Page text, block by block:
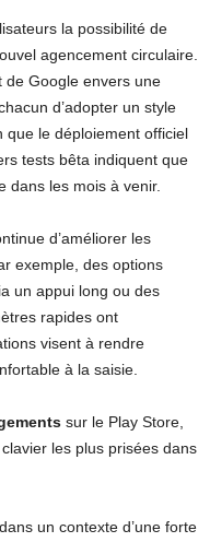
la possibilité de
agencement circulaire.
de Google envers une
d’adopter un style
que le déploiement officiel
tests bêta indiquent que
dans les mois à venir.
d’améliorer les
exemple, des options
un appui long ou des
rapides ont
visent à rendre
à la saisie.
sur le Play Store,
les plus prisées dans
un contexte d’une forte